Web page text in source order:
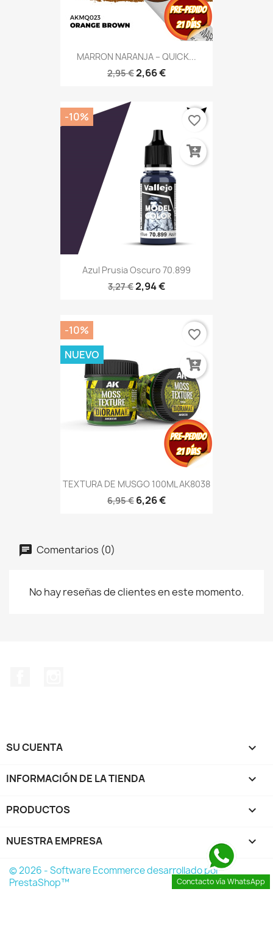
MARRON NARANJA – QUICK...
2,95 €2,66 €
Azul Prusia Oscuro 70.899
3,27 €2,94 €
-10% favorite_border
TEXTURA DE MUSGO 100ML AK8038
6,95 € 6,26 €
-10%
NUEVO
favorite_border
Comentarios (0)
No hay reseñas de clientes en este momento.
SU CUENTA 
INFORMACIÓN DE LA TIENDA keyboard_arrow_down
PRODUCTOS 
NUESTRA EMPRESA 
© 2026 - Software Ecommerce desarrollado por
PrestaShop™
Conctacto vía WhatsApp